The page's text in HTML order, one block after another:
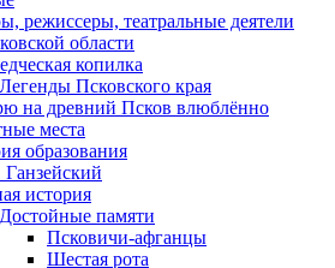
режиссеры, театральные деятели
области
копилка
Легенды Псковского края
на древний Псков влюблённо
места
образования
история
Достойные памяти
Псковичи-афганцы
Шестая рота